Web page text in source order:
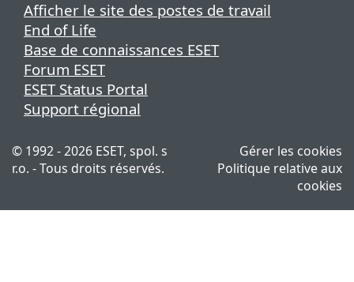
Afficher le site des postes de travail
End of Life
Base de connaissances ESET
Forum ESET
ESET Status Portal
Support régional
© 1992 - 2026 ESET, spol. s
r.o. - Tous droits réservés.
Gérer les cookies
Politique relative aux
cookies